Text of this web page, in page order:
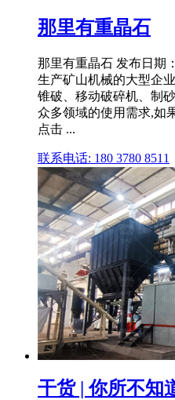
那里有重晶石
那里有重晶石 发布日期
生产矿山机械的大型企
锥破、移动破碎机、制
众多领域的使用需求,如
点击 ...
联系电话: 180 3780 8511
干货 | 你所不知